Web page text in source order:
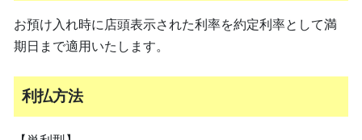
お預け入れ時に店頭表示された利率を約定利率として満
期日まで適用いたします。
利払方法